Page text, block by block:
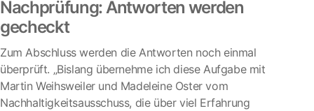
Nachprüfung: Antworten werden
gecheckt
Zum Abschluss werden die Antworten noch einmal
überprüft. „Bislang übernehme ich diese Aufgabe mit
Martin Weihsweiler und Madeleine Oster vom
Nachhaltigkeitsausschuss, die über viel Erfahrung